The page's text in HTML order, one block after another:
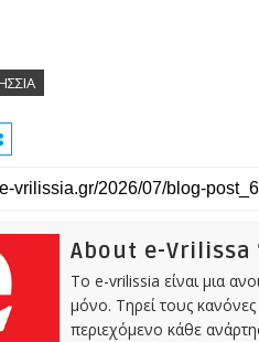
About e-Vrilissa
Το e-vrilissia είναι μια
μόνο. Τηρεί τους
περιεχόμενο κάθε